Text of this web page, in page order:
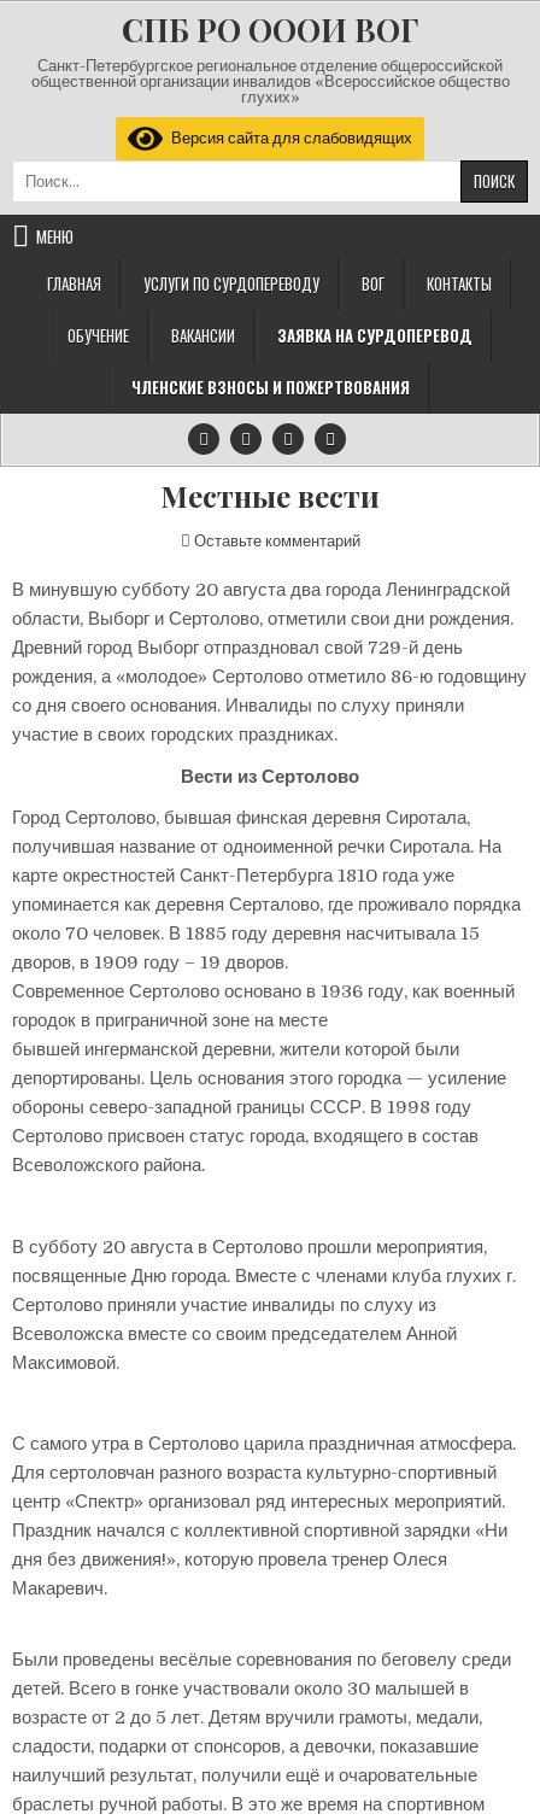
СПБ РО ОООИ ВОГ
Санкт-Петербургское региональное отделение общероссийской
общественной организации инвалидов «Всероссийское общество
глухих»
Версия сайта для слабовидящих
Найти:
МЕНЮ
ГЛАВНАЯ
УСЛУГИ ПО СУРДОПЕРЕВОДУ ВОГ КОНТАКТЫ
ОБУЧЕНИЕ ВАКАНСИИ ЗАЯВКА НА СУРДОПЕРЕВОД
ЧЛЕНСКИЕ ВЗНОСЫ И ПОЖЕРТВОВАНИЯ
Местные вести
Оставьте комментарийна Местные вести
В минувшую субботу 20 августа два города Ленинградской
области, Выборг и Сертолово, отметили свои дни рождения.
Древний город Выборг отпраздновал свой 729-й день
рождения, а «молодое» Сертолово отметило 86-ю годовщину
со дня своего основания. Инвалиды по слуху приняли
участие в своих городских праздниках.
Вести из Сертолово
Город Сертолово, бывшая финская деревня Сиротала,
получившая название от одноименной речки Сиротала. На
карте окрестностей Санкт-Петербурга 1810 года уже
упоминается как деревня Серталово, где проживало порядка
около 70 человек. В 1885 году деревня насчитывала 15
дворов, в 1909 году – 19 дворов.
Современное Сертолово основано в 1936 году, как военный
городок в приграничной зоне на месте
бывшей ингерманской деревни, жители которой были
депортированы. Цель основания этого городка — усиление
обороны северо-западной границы СССР. В 1998 году
Сертолово присвоен статус города, входящего в состав
Всеволожского района.
В субботу 20 августа в Сертолово прошли мероприятия,
посвященные Дню города. Вместе с членами клуба глухих г.
Сертолово приняли участие инвалиды по слуху из
Всеволожска вместе со своим председателем Анной
Максимовой.
С самого утра в Сертолово царила праздничная атмосфера.
Для сертоловчан разного возраста культурно-спортивный
центр «Спектр» организовал ряд интересных мероприятий.
Праздник начался с коллективной спортивной зарядки «Ни
дня без движения!», которую провела тренер Олеся
Макаревич.
Были проведены весёлые соревнования по беговелу среди
детей. Всего в гонке участвовали около 30 малышей в
возрасте от 2 до 5 лет. Детям вручили грамоты, медали,
сладости, подарки от спонсоров, а девочки, показавшие
наилучший результат, получили ещё и очаровательные
браслеты ручной работы. В это же время на спортивном